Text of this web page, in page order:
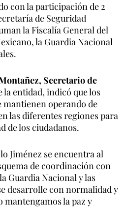
con la participación de 2
de Seguridad
la Fiscalía General del
la Guardia Nacional
Secretario de
la entidad, indicó que los
mantienen operando de
las diferentes regiones para
de los ciudadanos.
Jiménez se encuentra al
de coordinación con
Guardia Nacional y las
desarrolle con normalidad y
mantengamos la paz y